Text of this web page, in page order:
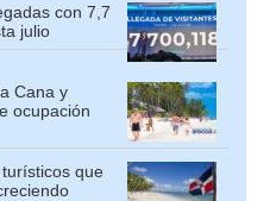
con 7,7
julio
Cana y
ocupación
que